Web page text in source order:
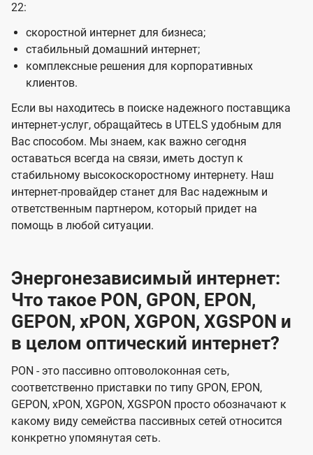
22:
скоростной интернет для бизнеса;
стабильный домашний интернет;
комплексные решения для корпоративных
клиентов.
Если вы находитесь в поиске надежного поставщика
интернет-услуг, обращайтесь в UTELS удобным для
Вас способом. Мы знаем, как важно сегодня
оставаться всегда на связи, иметь доступ к
стабильному высокоскоростному интернету. Наш
интернет-провайдер станет для Вас надежным и
ответственным партнером, который придет на
помощь в любой ситуации.
Энергонезависимый интернет:
Что такое PON, GPON, EPON,
GEPON, xPON, XGPON, XGSPON и
в целом оптический интернет?
PON - это пассивно оптоволоконная сеть,
соответственно приставки по типу GPON, EPON,
GEPON, xPON, XGPON, XGSPON просто обозначают к
какому виду семейства пассивных сетей относится
конкретно упомянутая сеть.